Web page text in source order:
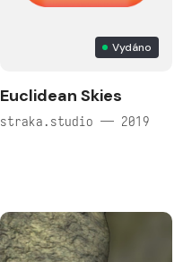
Vydáno
Euclidean Skies
straka.studio — 2019